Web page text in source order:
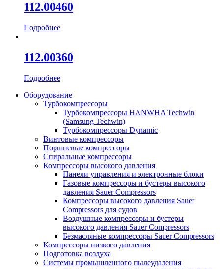
112.00460
Подробнее
112.00360
Подробнее
Оборудование
Турбокомпрессоры
Турбокомпрессоры HANWHA Techwin
(Samsung Techwin)
Турбокомпрессоры Dynamic
Винтовые компрессоры
Поршневые компрессоры
Спиральные компрессоры
Компрессоры высокого давления
Панели управления и электронные блоки
Газовые компрессоры и бустеры высокого
давления Sauer Compressors
Компрессоры высокого давления Sauer
Compressors для судов
Воздушные компрессоры и бустеры
высокого давления Sauer Compressors
Безмасляные компрессоры Sauer Compressors
Компрессоры низкого давления
Подготовка воздуха
Системы промышленного пылеудаления